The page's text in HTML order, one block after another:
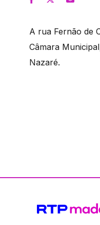
A rua Fernão de
Câmara
Nazaré.